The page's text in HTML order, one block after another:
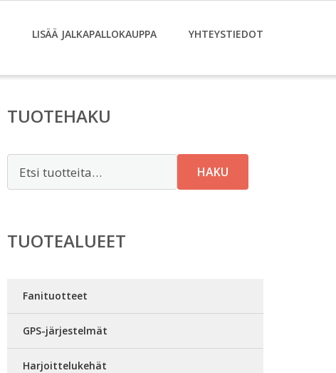
LISÄÄ JALKAPALLOKAUPPA YHTEYSTIEDOT
TUOTEHAKU
HAKU
TUOTEALUEET
Fanituotteet
GPS-järjestelmät
Harjoittelukehät